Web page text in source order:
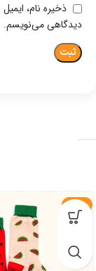
ذخیره نام،
دیدگاهی می‌نویسم.
-32%